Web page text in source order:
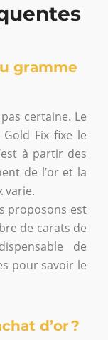
gramme
certaine. Le
Fix fixe le
à partir des
de l’or et la
varie.
proposons est
de carats de
de
pour savoir le
d’or ?